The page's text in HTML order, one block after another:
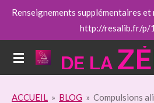
Passer
principal
DE LA
Renseignements supplémentaires
http://resalib.fr/p/
ACCUEIL » BLOG » Compulsions